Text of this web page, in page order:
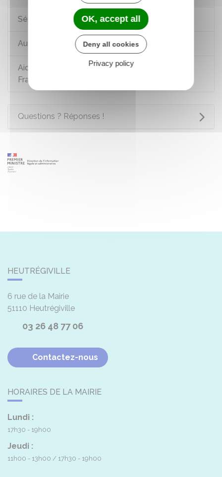
Séparation des parents
Autorité parentale
Aide juridictionnelle des personnes résidant en
France
Questions ? Réponses !
HEUTRÉGIVILLE
6 rue de la Mairie
51110 Heutrégiville
03 26 48 77 06
Contactez-nous
HORAIRES DE LA MAIRIE
Lundi :
17h30 - 19h00
Jeudi :
11h00 - 13h00 17h30 - 19h00
OK, accept all
Deny all cookies
Privacy policy